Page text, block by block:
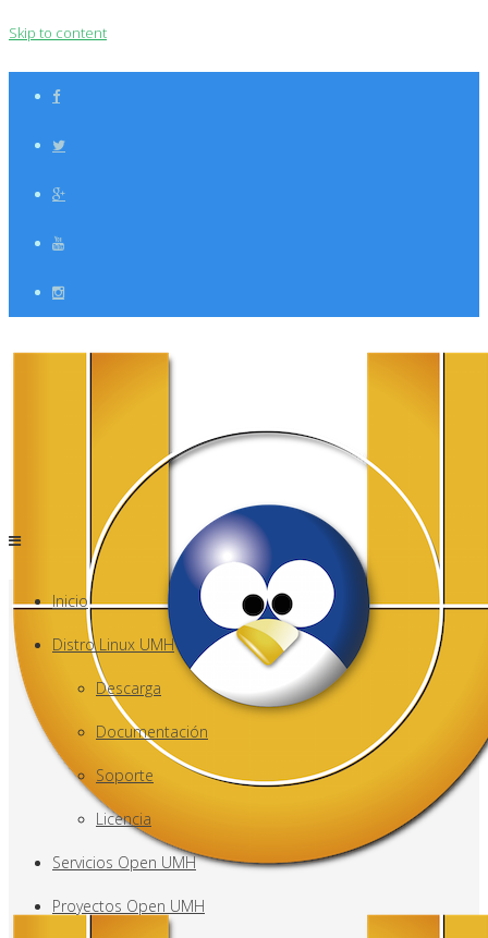
Skip to content
Inicio
Distro Linux UMH
Descarga
Documentación
Soporte
Licencia
Servicios Open UMH
Proyectos Open UMH